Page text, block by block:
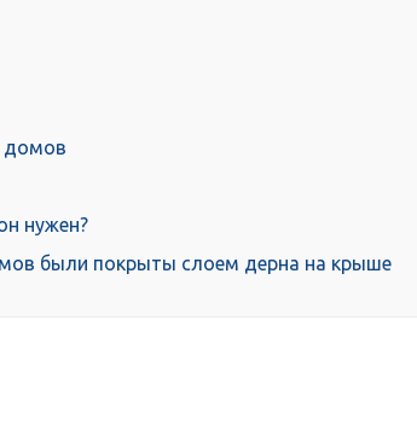
домов
нужен?
были покрыты слоем дерна на крыше